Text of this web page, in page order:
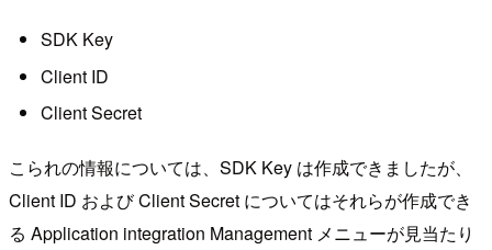
SDK Key
Client ID
Client Secret
こられの情報については、SDK Key は作成できましたが、
Client ID および Client Secret についてはそれらが作成でき
る Application integration Management メニューが見当たり